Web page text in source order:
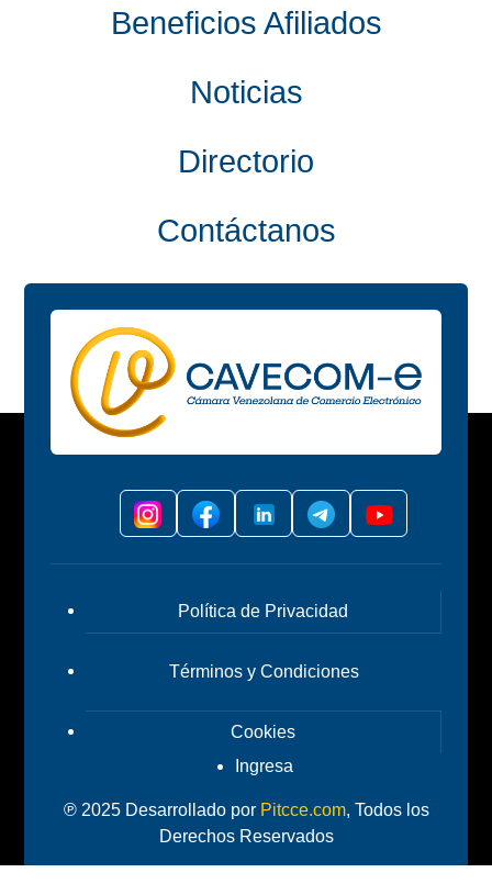
Beneficios Afiliados
Noticias
Directorio
Contáctanos
Política de Privacidad
Términos y Condiciones
Cookies
Ingresa
℗ 2025 Desarrollado por Pitcce.com, Todos los
Derechos Reservados